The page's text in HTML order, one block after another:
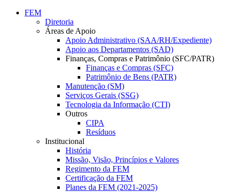
Conteúdo principal
FEM
Diretoria
Áreas de Apoio
Apoio Administrativo (SAA/RH/Expediente)
Apoio aos Departamentos (SAD)
Finanças, Compras e Patrimônio (SFC/PATR)
Finanças e Compras (SFC)
Patrimônio de Bens (PATR)
Manutenção (SM)
Serviços Gerais (SSG)
Tecnologia da Informação (CTI)
Outros
CIPA
Resíduos
Institucional
História
Missão, Visão, Princípios e Valores
Regimento da FEM
Certificação da FEM
Planes da FEM (2021-2025)